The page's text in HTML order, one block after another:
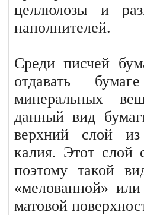
целлюлозы и
наполнителей.
Среди писчей
отдавать
минеральных
данный вид
верхний слой
калия. Этот слой
поэтому такой
«мелованной»
матовой